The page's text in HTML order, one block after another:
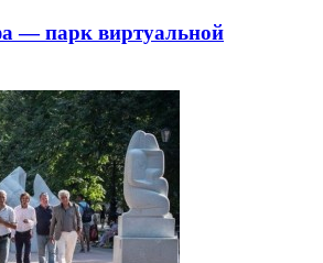
— парк виртуальной